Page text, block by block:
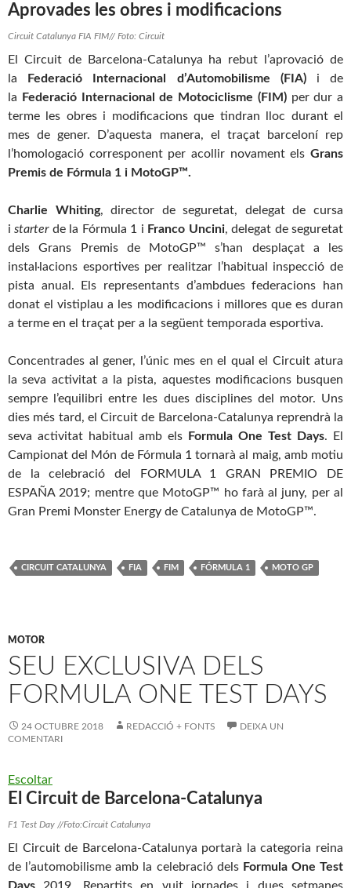
Aprovades les obres i modificacions
Circuit Catalunya FIA FIM// Foto: Circuit
El Circuitde Barcelona-Catalunya ha rebut l’aprovació de
la
Federació Internacional d’Automobilisme (FIA) i de
la
Federació Internacional de Motociclisme (FIM) per dur a
terme les obres i modificacions que tindran lloc durant el
mes de gener. D’aquesta manera, el traçat barceloní rep
l’homologació corresponent per acollir novament els Grans
Premis de Fórmula 1 i MotoGP™.
Charlie Whiting, director de seguretat, delegat de cursa
istarter de la Fórmula 1 i Franco Uncini, delegat de seguretat
dels Grans Premis de MotoGP™ s’han desplaçat a les
instal·lacions esportives per realitzar l’habitual inspecció de
pista anual. Els representants d’ambdues federacions han
donat el vistiplau a les modificacions i millores que es duran
a terme en el traçat per a la següent temporada esportiva.
Concentrades al gener, l’únic mes en el qual el Circuitatura
la seva activitat a la pista, aquestes modificacions busquen
sempre l’equilibri entre les dues disciplines del motor. Uns
dies més tard, el Circuit de Barcelona-Catalunya reprendrà la
seva activitat habitual amb els
Formula One Test Days. El
Campionat del Món de Fórmula 1 tornarà al maig, amb motiu
de la celebració del FORMULA 1 GRAN PREMIO DE
ESPAÑA 2019; mentre que MotoGP™ ho farà al juny, per al
Gran Premi Monster Energy de Catalunya de MotoGP™.
CIRCUIT CATALUNYA FIA FIM FÓRMULA 1 MOTO GP
MOTOR
SEU EXCLUSIVA DELS
FORMULA ONE TEST DAYS
24 OCTUBRE 2018 REDACCIÓ + FONTS
DEIXA UN
COMENTARI
Escoltar
El Circuit de Barcelona-Catalunya
F1 Test Day //Foto:Circuit Catalunya
El Circuitde Barcelona-Catalunya portarà la categoria reina
de l’automobilisme amb la celebració dels Formula One Test